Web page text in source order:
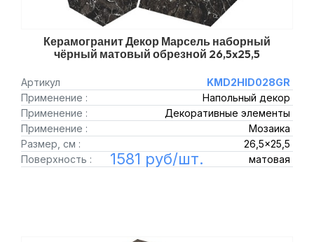
Керамогранит Декор Марсель наборный
чёрный матовый обрезной 26,5x25,5
Артикул
KMD2HID028GR
Применение :
Напольный декор
Применение :
Декоративные элементы
Применение :
Мозаика
Размер, см :
26,5x25,5
Поверхность :
матовая
1581 руб/шт.